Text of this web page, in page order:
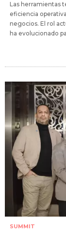
Las herramientas
eficiencia
negocios. El rol
ha evolucionado
SUMMIT